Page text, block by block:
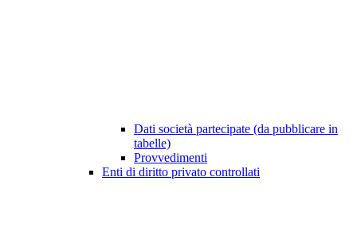
Dati società partecipate (da pubblicare in
tabelle)
Provvedimenti
Enti di diritto privato controllati